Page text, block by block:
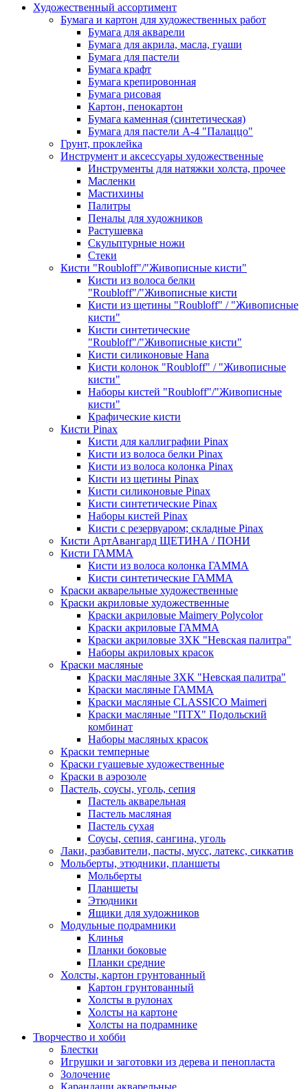
Художественный ассортимент
Бумага и картон для художественных работ
Бумага для акварели
Бумага для акрила, масла, гуаши
Бумага для пастели
Бумага крафт
Бумага крепировонная
Бумага рисовая
Картон, пенокартон
Бумага каменная (синтетическая)
Бумага для пастели А-4 "Палаццо"
Грунт, проклейка
Инструмент и аксессуары художественные
Инструменты для натяжки холста, прочее
Масленки
Мастихины
Палитры
Пеналы для художников
Растушевка
Скульптурные ножи
Стеки
Кисти "Roubloff"/"Живописные кисти"
Кисти из волоса белки
"Roubloff"/"Живописные кисти
Кисти из щетины "Roubloff" / "Живописные
кисти"
Кисти синтетические
"Roubloff"/"Живописные кисти"
Кисти силиконовые Hana
Кисти колонок "Roubloff" / "Живописные
кисти"
Наборы кистей "Roubloff"/"Живописные
кисти"
Крафические кисти
Кисти Pinax
Кисти для каллиграфии Pinax
Кисти из волоса белки Pinax
Кисти из волоса колонка Pinax
Кисти из щетины Pinax
Кисти силиконовые Pinax
Кисти синтетические Pinax
Наборы кистей Pinax
Кисти с резервуаром; складные Pinax
Кисти АртАвангард ЩЕТИНА / ПОНИ
Кисти ГАММА
Кисти из волоса колонка ГАММА
Кисти синтетические ГАММА
Краски акварельные художественные
Краски акриловые художественные
Краски акриловые Maimery Polycolor
Краски акриловые ГАММА
Краски акриловые ЗХК "Невская палитра"
Наборы акриловых красок
Краски масляные
Краски масляные ЗХК "Невская палитра"
Краски масляные ГАММА
Краски масляные CLASSICO Maimeri
Краски масляные "ПТХ" Подольский
комбинат
Наборы масляных красок
Краски темперные
Краски гуашевые художественные
Краски в аэрозоле
Пастель, соусы, уголь, сепия
Пастель акварельная
Пастель масляная
Пастель сухая
Соусы, сепия, сангина, уголь
Лаки, разбавители, пасты, мусс, латекс, сиккатив
Мольберты, этюдники, планшеты
Мольберты
Планшеты
Этюдники
Ящики для художников
Модульные подрамники
Клинья
Планки боковые
Планки средние
Холсты, картон грунтованный
Картон грунтованный
Холсты в рулонах
Холсты на картоне
Холсты на подрамнике
Творчество и хобби
Блестки
Игрушки и заготовки из дерева и пенопласта
Золочение
Карандаши акварельные